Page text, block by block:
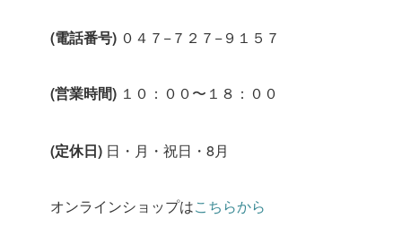
(電話番号) ０４７ −７２７ −９１５７
(営業時間) １０：００〜１８：００
(定休日) 日・月・祝日・ 8月
オンラインショップはこちらから